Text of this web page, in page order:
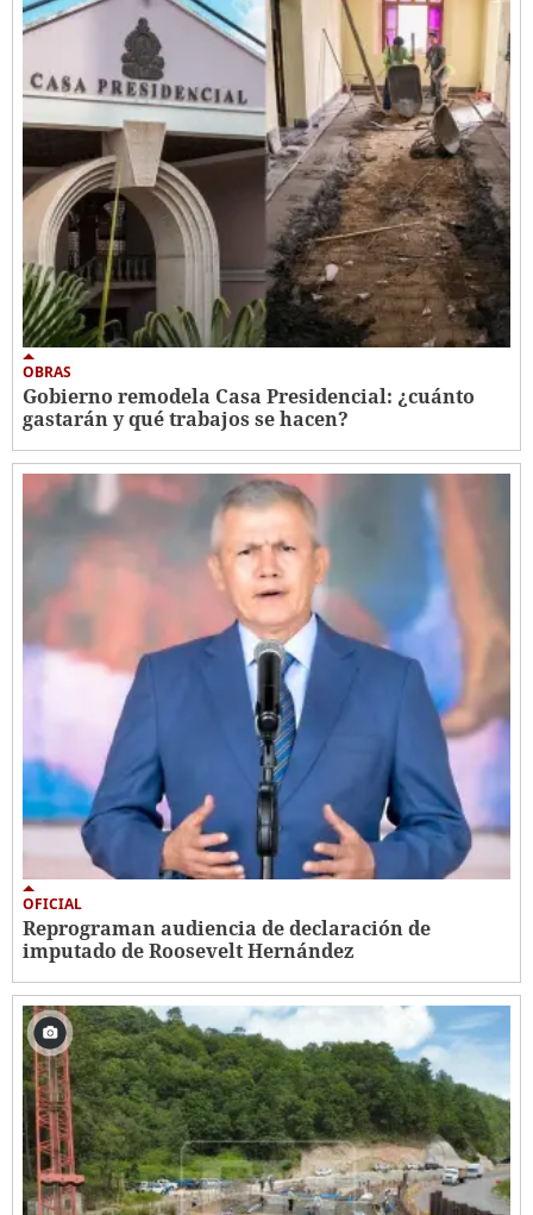
OBRAS
Gobierno remodela Casa Presidencial: ¿cuánto
gastarán y qué trabajos se hacen?
OFICIAL
Reprograman audiencia de declaración de
imputado de Roosevelt Hernández